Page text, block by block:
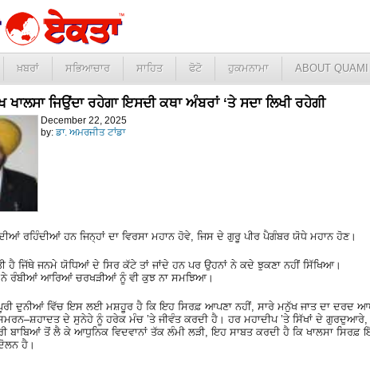
ਖ਼ਬਰਾਂ ਸਭਿਆਚਾਰ ਸਾਹਿਤ ਫੋਟੋ ਹੁਕਮਨਾਮਾ ABOUT
ਖਾਲਸਾ ਜਿਉਂਦਾ ਰਹੇਗਾ ਇਸਦੀ ਕਥਾ ਅੰਬਰਾਂ ‘ਤੇ ਸਦਾ ਲਿਖੀ ਰਹੇਗੀ
December 22, 2025
by: ਡਾ. ਅਮਰਜੀਤ ਟਾਂਡਾ
ਰਹਿੰਦੀਆਂ ਹਨ ਜਿਨ੍ਹਾਂ ਦਾ ਵਿਰਸਾ ਮਹਾਨ ਹੋਵੇ, ਜਿਸ ਦੇ ਗੁਰੂ ਪੀਰ ਪੈਗੰਬਰ ਯੋਧੇ ਮਹਾਨ ਹੋਣ।
ਹੈ ਜਿੱਥੇ ਜਨਮੇ ਯੋਧਿਆਂ ਦੇ ਸਿਰ ਕੱਟੇ ਤਾਂ ਜਾਂਦੇ ਹਨ ਪਰ ਉਹਨਾਂ ਨੇ ਕਦੇ ਝੁਕਣਾ ਨਹੀਂ ਸਿੱਖਿਆ।
ਰੰਬੀਆਂ ਆਰਿਆਂ ਚਰਖੜੀਆਂ ਨੂੰ ਵੀ ਕੁਝ ਨਾ ਸਮਝਿਆ।
ਦੁਨੀਆਂ ਵਿੱਚ ਇਸ ਲਈ ਮਸ਼ਹੂਰ ਹੈ ਕਿ ਇਹ ਸਿਰਫ਼ ਆਪਣਾ ਨਹੀਂ, ਸਾਰੇ ਮਨੁੱਖ ਜਾਤ ਦਾ ਦਰਦ
ਦੇ ਸੁਨੇਹੇ ਨੂੰ ਹਰੇਕ ਮੰਚ ’ਤੇ ਜੀਵੰਤ ਕਰਦੀ ਹੈ। ਹਰ ਮਹਾਦੀਪ ’ਤੇ ਸਿੱਖਾਂ ਦੇ
ਬਾਬਿਆਂ ਤੋਂ ਲੈ ਕੇ ਆਧੁਨਿਕ ਵਿਦਵਾਨਾਂ ਤੱਕ ਲੰਮੀ ਲੜੀ, ਇਹ ਸਾਬਤ ਕਰਦੀ ਹੈ ਕਿ ਖਾਲਸਾ
ਹੈ।